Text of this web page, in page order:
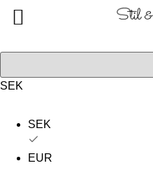
SEK
SEK
EUR
Alla produkter
Om oss